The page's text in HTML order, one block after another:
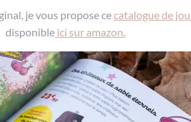
je vous propose cecatalogue de
disponible ici sur amazon.